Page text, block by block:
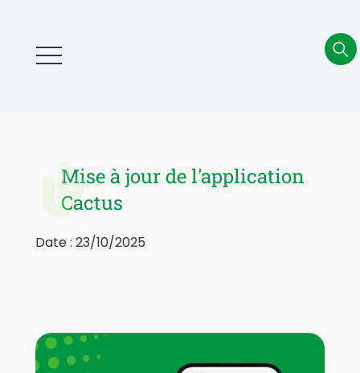
contenu
Mise à jour de l'application
Cactus
Date : 23/10/2025